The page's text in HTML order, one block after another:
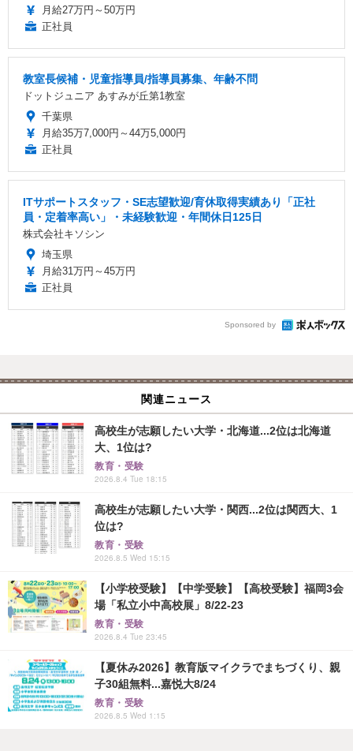
月給27万円～50万円
正社員
教室長候補・児童指導員/指導員募集、年齢不問
ドットジュニア あすみが丘第1教室
千葉県
月給35万7,000円～44万5,000円
正社員
ITサポートスタッフ・SE志望歓迎/育休取得実績あり「正社
員・定着率高い」・未経験歓迎・年間休日125日
株式会社キソシン
埼玉県
月給31万円～45万円
正社員
Sponsored by
関連ニュース
高校生が志願したい大学・北海道...2位は北海道
大、1位は?
教育・受験
2026.8.4 Tue 18:15
高校生が志願したい大学・関西...2位は関西大、1
位は?
教育・受験
2026.8.5 Wed 15:15
【小学校受験】【中学受験】【高校受験】福岡3会
場「私立小中高校展」8/22-23
教育・受験
2026.8.4 Tue 23:45
【夏休み2026】教育版マイクラでまちづくり、親
子30組無料...嘉悦大8/24
教育・受験
2026.8.5 Wed 1:15